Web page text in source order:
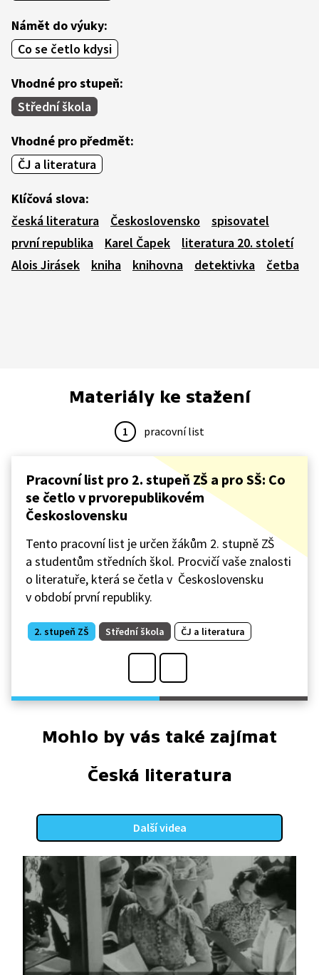
Námět do výuky:
Co se četlo kdysi
Vhodné pro stupeň:
Střední škola
Vhodné pro předmět:
ČJ a literatura
Klíčová slova:
česká literatura
Československo
spisovatel
první republika
Karel Čapek
literatura 20. století
Alois Jirásek
kniha knihovna detektivka četba
Materiály ke stažení
1 pracovní list
Pracovní list pro 2. stupeň ZŠ a pro SŠ: Co
se četlo v prvorepublikovém
Československu
Tento pracovní list je určen žákům 2. stupně ZŠ
a studentům středních škol. Procvičí vaše znalosti
o literatuře, která se četla v Československu
v období první republiky.
2. stupeň ZŠ Střední škola ČJ a literatura
Mohlo by vás také zajímat
Česká literatura
Další videa